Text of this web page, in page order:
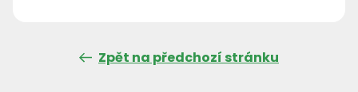
Zpět na předchozí stránku